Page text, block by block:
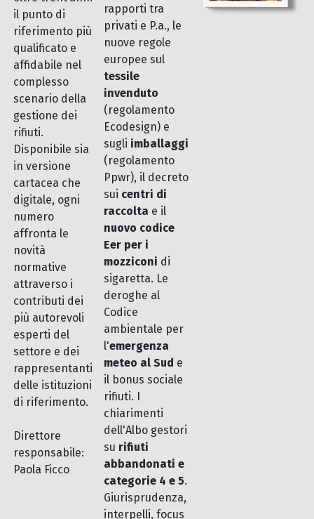
il punto di
riferimento più
qualificato e
affidabile nel
complesso
scenario della
gestione dei
rifiuti.
Disponibile sia
in versione
cartacea che
digitale, ogni
numero
affronta le
novità
normative
attraverso i
contributi dei
più autorevoli
esperti del
settore e dei
rappresentanti
delle istituzioni
di riferimento.
Direttore
responsabile:
Paola Ficco
rapporti tra
privati e P.a., le
nuove regole
europee sul
tessile
invenduto
(regolamento
Ecodesign) e
sugli imballaggi
(regolamento
Ppwr), il decreto
sui centri di
raccolta e il
nuovo codice
Eer per i
mozziconi di
sigaretta. Le
deroghe al
Codice
ambientale per
l'emergenza
meteo al Sud e
il bonus sociale
rifiuti. I
chiarimenti
dell'Albo gestori
su rifiuti
abbandonati e
categorie 4 e 5.
Giurisprudenza,
interpelli, focus